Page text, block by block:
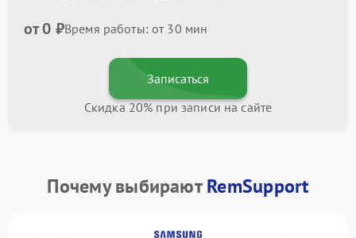
от 0 ₽Время работы: от 30 мин
Записаться
Скидка 20% при записи на сайте
Почему выбираютRemSupport